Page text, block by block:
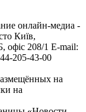
онлайн-медиа -
Київ,
208/1 E-mail:
205-43-00
на
на